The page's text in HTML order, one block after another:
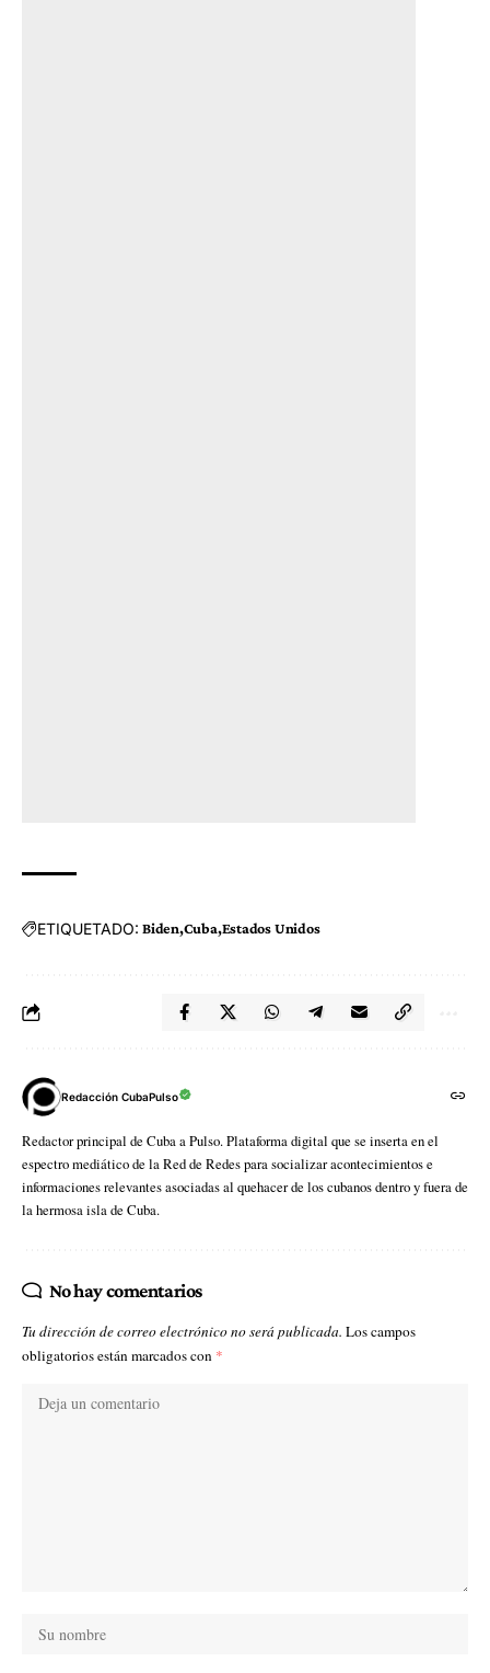
ETIQUETADO: Biden Cuba Estados Unidos
Redacción CubaPulso
Redactor principal de Cuba a Pulso. Plataforma digital que se inserta en el
espectro mediático de la Red de Redes para socializar acontecimientos e
informaciones relevantes asociadas al quehacer de los cubanos dentro y fuera de
la hermosa isla de Cuba.
No hay comentarios
Tu dirección de correo electrónico no será publicada. Los campos
obligatorios están marcados con *